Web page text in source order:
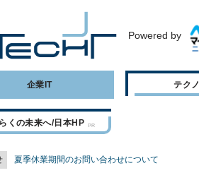
Powered by
企業IT テク
くの未来へ/日本HP
夏季休業期間のお問い合わせについて